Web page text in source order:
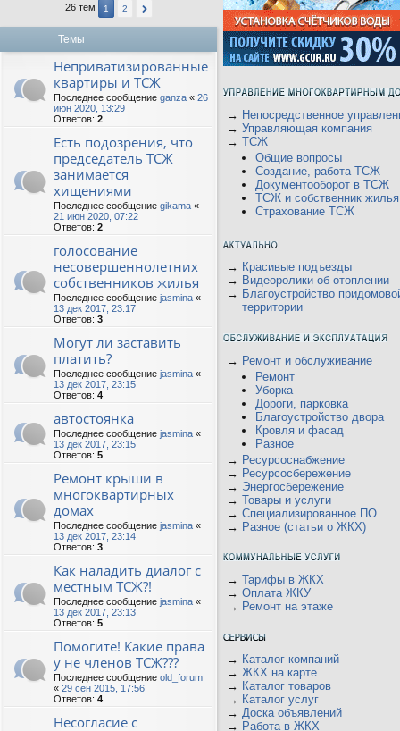
26 тем 1 2
Темы
Неприватизированные
квартиры и ТСЖ
Последнее сообщение ganza « 26
июн 2020, 13:29
Ответов: 2
Есть подозрения, что
председатель ТСЖ
занимается
хищениями
Последнее сообщение gikama «
21 июн 2020, 07:22
Ответов: 2
голосование
несовершеннолетних
собственников жилья
Последнее сообщение jasmina «
13 дек 2017, 23:17
Ответов: 3
Могут ли заставить
платить?
Последнее сообщение jasmina «
13 дек 2017, 23:15
Ответов: 4
автостоянка
Последнее сообщение jasmina «
13 дек 2017, 23:15
Ответов: 5
Ремонт крыши в
многоквартирных
домах
Последнее сообщение jasmina «
13 дек 2017, 23:14
Ответов: 3
Как наладить диалог с
местным ТСЖ?!
Последнее сообщение jasmina «
13 дек 2017, 23:13
Ответов: 5
Помогите! Какие права
у не членов ТСЖ???
Последнее сообщение old_forum
« 29 сен 2015, 17:56
Ответов: 4
Несогласие с
→ Непосредственное
→ Управляющая компания
→ ТСЖ
Общие вопросы
Создание, работа ТСЖ
Документооборот в ТСЖ
ТСЖ и собственник жилья
Страхование ТСЖ
→ Красивые подъезды
→ Видеоролики об отоплении
→ Благоустройство
территории
→ Ремонт и обслуживание
Ремонт
Уборка
Дороги, парковка
Благоустройство двора
Кровля и фасад
Разное
→ Ресурсоснабжение
→ Ресурсосбережение
→ Энергосбережение
→ Товары и услуги
→ Специализированное ПО
→ Разное (статьи о ЖКХ)
→ Тарифы в ЖКХ
→ Оплата ЖКУ
→ Ремонт на этаже
→ Каталог компаний
→ ЖКХ на карте
→ Каталог товаров
→ Каталог услуг
→ Доска объявлений
→ Работа в ЖКХ